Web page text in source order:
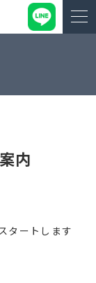
内
タートします